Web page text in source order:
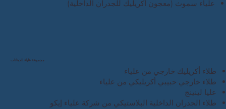
مجموعة علياء للدهانات
طلاء أكريليك خارجي من علياء
طلاء خارجي حبيبي أكريليكي من علياء
عليا لينينج
طلاء الجدران الداخلية البلاستيكي من شركة علياء إيكو
علياء سموث (معجون أكريليك للجدران الداخلية)